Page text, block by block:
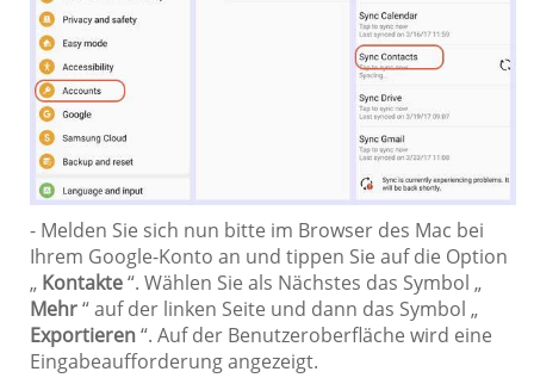
- Melden Sie sich nun bitte im Browser des Mac bei
Ihrem Google-Konto an und tippen Sie auf die Option
„ Kontakte“. Wählen Sie als Nächstes das Symbol „
Mehr“ auf der linken Seite und dann das Symbol „
Exportieren“. Auf der Benutzeroberfläche wird eine
Eingabeaufforderung angezeigt.